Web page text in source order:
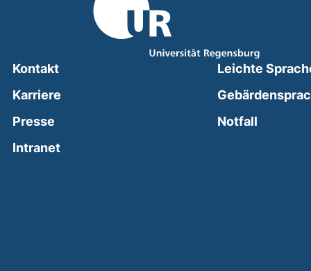
Kontakt
Karriere
Presse
Intranet(external link, opens in a new window)
Leichte
Notfall